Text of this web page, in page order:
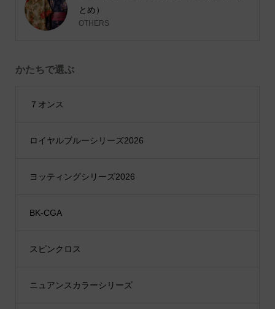
とめ）
OTHERS
かたちで選ぶ
７オンス
ロイヤルブルーシリーズ2026
ヨッティングシリーズ2026
BK-CGA
スピンクロス
ニュアンスカラーシリーズ